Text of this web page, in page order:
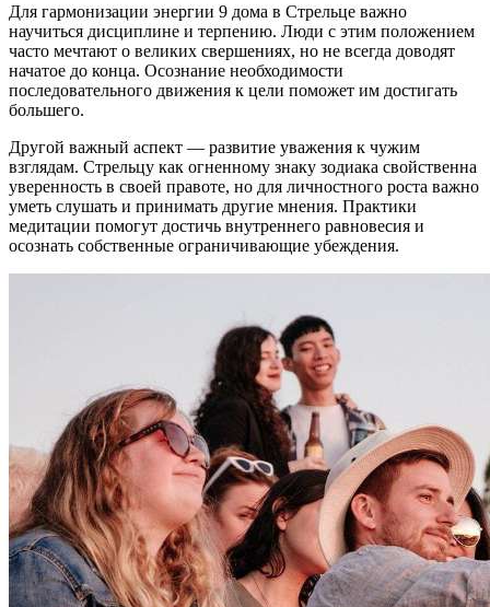
Для гармонизации энергии 9 дома в Стрельце важно
научиться дисциплине и терпению. Люди с этим положением
часто мечтают о великих свершениях, но не всегда доводят
начатое до конца. Осознание необходимости
последовательного движения к цели поможет им достигать
большего.
Другой важный аспект — развитие уважения к чужим
взглядам. Стрельцу как огненному знаку зодиака свойственна
уверенность в своей правоте, но для личностного роста важно
уметь слушать и принимать другие мнения. Практики
медитации помогут достичь внутреннего равновесия и
осознать собственные ограничивающие убеждения.